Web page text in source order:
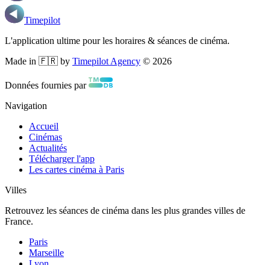
Timepilot
L'application ultime pour les horaires & séances de cinéma.
Made in 🇫🇷 by Timepilot Agency © 2026
Données fournies par
Navigation
Accueil
Cinémas
Actualités
Télécharger l'app
Les cartes cinéma à Paris
Villes
Retrouvez les séances de cinéma dans les plus grandes villes de
France.
Paris
Marseille